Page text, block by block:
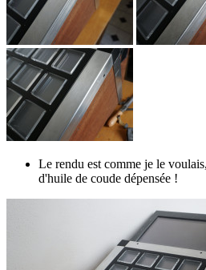
Le rendu est comme je le
d'huile de coude dépensée !